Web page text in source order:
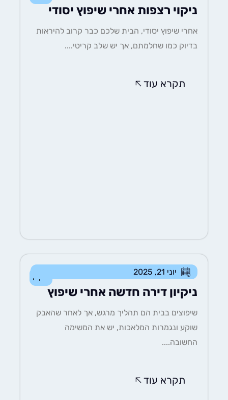
ניקוי רצפות אחרי שיפוץ יסודי
אחרי שיפוץ יסודי, הבית שלכם כבר קרוב להיראות
בדיוק כמו שחלמתם, אך יש שלב קריטי....
תקרא עוד
יוני 21, 2025
ניקיון דירה חדשה אחרי שיפוץ
שיפוצים בבית הם תהליך מרגש, אך לאחר שהאבק
שוקע ונגמרות המלאכות, יש את המשימה
החשובה....
תקרא עוד